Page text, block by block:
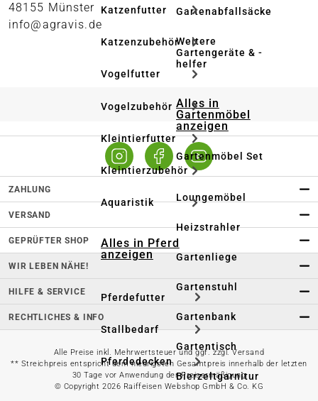
Katzenfutter
Katzenzubehör
Vogelfutter
Vogelzubehör
Kleintierfutter
Kleintierzubehör
Aquaristik
Alles in Pferd
anzeigen
Pferdefutter
Stallbedarf
Pferdedecken
Gartenabfallsäcke
Weitere
Gartengeräte & -
helfer
Alles in
Gartenmöbel
anzeigen
Gartenmöbel Set
Loungemöbel
Heizstrahler
Gartenliege
Gartenstuhl
Gartenbank
Gartentisch
Bierzeltgarnitur
48155 Münster
info@agravis.de
ZAHLUNG
VERSAND
GEPRÜFTER SHOP
WIR LEBEN NÄHE!
HILFE & SERVICE
RECHTLICHES & INFO
Alle Preise inkl. Mehrwertsteuer und ggf. zzgl. Versand
** Streichpreis entspricht dem niedrigsten Gesamtpreis innerhalb der letzten
30 Tage vor Anwendung der Preisermäßigung
© Copyright 2026 Raiffeisen Webshop GmbH & Co. KG